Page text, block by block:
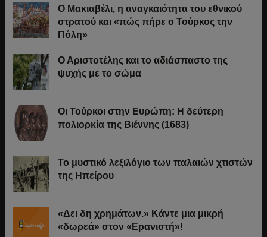
Ο Μακιαβέλι, η αναγκαιότητα του εθνικού
στρατού και «πώς πήρε ο Τούρκος την
Πόλη»
Ο Αριστοτέλης και το αδιάσπαστο της
ψυχής με το σώμα
Οι Τούρκοι στην Ευρώπη: Η δεύτερη
πολιορκία της Βιέννης (1683)
Το μυστικό λεξιλόγιο των παλαιών χτιστών
της Ηπείρου
«Δει δη χρημάτων.» Κάντε μια μικρή
«δωρεά» στον «Ερανιστή»!